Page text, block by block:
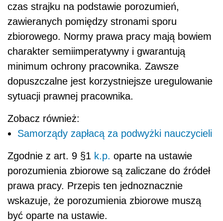
czas strajku na podstawie porozumień,
zawieranych pomiędzy stronami sporu
zbiorowego. Normy prawa pracy mają bowiem
charakter semiimperatywny i gwarantują
minimum ochrony pracownika. Zawsze
dopuszczalne jest korzystniejsze uregulowanie
sytuacji prawnej pracownika.
Zobacz również:
Samorządy zapłacą za podwyżki nauczycieli
Zgodnie z art. 9 §1 k.p. oparte na ustawie
porozumienia zbiorowe są zaliczane do źródeł
prawa pracy. Przepis ten jednoznacznie
wskazuje, że porozumienia zbiorowe muszą
być oparte na ustawie.